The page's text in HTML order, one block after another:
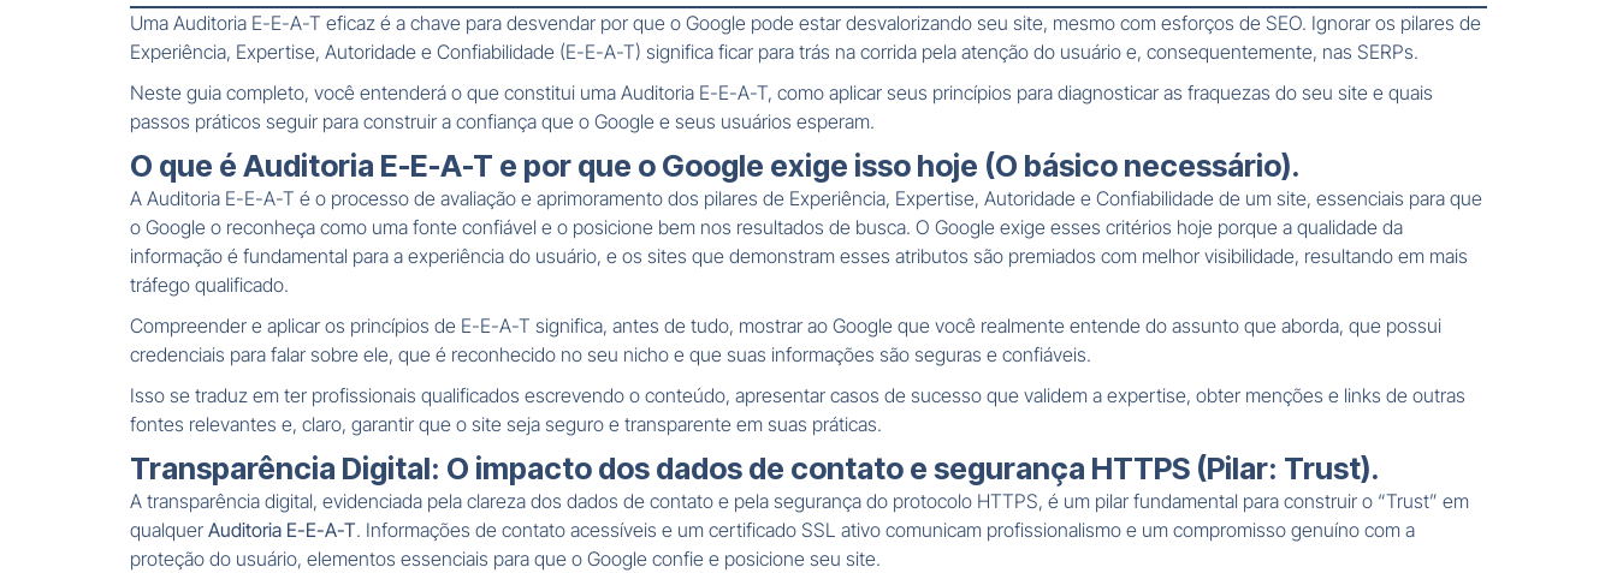
Uma Auditoria E-E-A-T eficaz é a chave para desvendar por que o Google pode estar desvalorizando seu site, mesmo com esforços de SEO. Ignorar os pilares de
Experiência, Expertise, Autoridade e Confiabilidade (E-E-A-T) significa ficar para trás na corrida pela atenção do usuário e, consequentemente, nas SERPs.
Neste guia completo, você entenderá o que constitui uma Auditoria E-E-A-T, como aplicar seus princípios para diagnosticar as fraquezas do seu site e quais
passos práticos seguir para construir a confiança que o Google e seus usuários esperam.
O que é Auditoria E-E-A-T e por que o Google exige isso hoje (O básico necessário).
A Auditoria E-E-A-T é o processo de avaliação e aprimoramento dos pilares de Experiência, Expertise, Autoridade e Confiabilidade de um site, essenciais para que
o Google o reconheça como uma fonte confiável e o posicione bem nos resultados de busca. O Google exige esses critérios hoje porque a qualidade da
informação é fundamental para a experiência do usuário, e os sites que demonstram esses atributos são premiados com melhor visibilidade, resultando em mais
tráfego qualificado.
Compreender e aplicar os princípios de E-E-A-T significa, antes de tudo, mostrar ao Google que você realmente entende do assunto que aborda, que possui
credenciais para falar sobre ele, que é reconhecido no seu nicho e que suas informações são seguras e confiáveis.
Isso se traduz em ter profissionais qualificados escrevendo o conteúdo, apresentar casos de sucesso que validem a expertise, obter menções e links de outras
fontes relevantes e, claro, garantir que o site seja seguro e transparente em suas práticas.
Transparência Digital: O impacto dos dados de contato e segurança HTTPS (Pilar: Trust).
A transparência digital, evidenciada pela clareza dos dados de contato e pela segurança do protocolo HTTPS, é um pilar fundamental para construir o “Trust” em
qualquer Auditoria E-E-A-T. Informações de contato acessíveis e um certificado SSL ativo comunicam profissionalismo e um compromisso genuíno com a
proteção do usuário, elementos essenciais para que o Google confie e posicione seu site.